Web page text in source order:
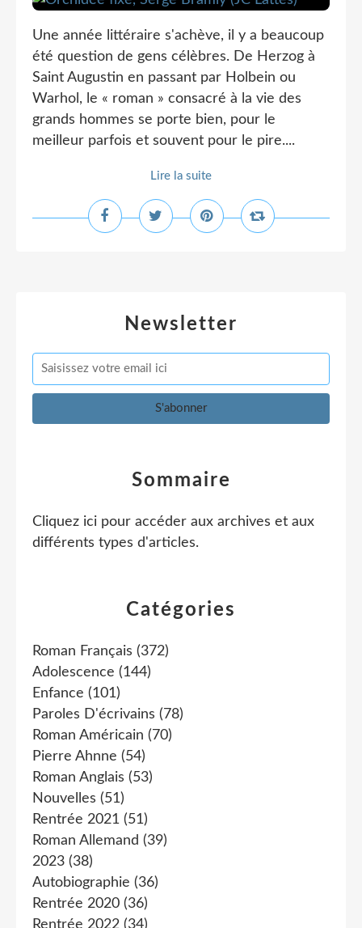
Une année littéraire s'achève, il y a beaucoup
été question de gens célèbres. De Herzog à
Saint Augustin en passant par Holbein ou
Warhol, le « roman » consacré à la vie des
grands hommes se porte bien, pour le
meilleur parfois et souvent pour le pire....
Lire la suite
Newsletter
Catégories
Roman Français (372)
Adolescence (144)
Enfance (101)
Paroles D'écrivains (78)
Roman Américain (70)
Pierre Ahnne (54)
Roman Anglais (53)
Nouvelles (51)
Rentrée 2021 (51)
Roman Allemand (39)
2023 (38)
Autobiographie (36)
Rentrée 2020 (36)
Rentrée 2022 (34)
Sommaire
Cliquez ici pour accéder aux archives et aux
différents types d'articles.